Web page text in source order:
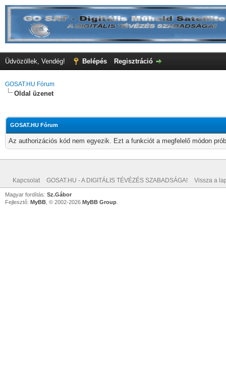
Üdvözöllek, Vendég! Belépés Regisztráció
GOSAT.HU Fórum
Oldal üzenet
GOSAT.HU Fórum
Az authorizációs kód nem egyezik. Ezt a funkciót a megfelelő módon
Kapcsolat GOSAT.HU - A DIGITÁLIS TÉVÉZÉS SZABADSÁGA! Vissza a
Magyar fordítás: Sz.Gábor
Fejlesztő: MyBB , © 2002-2026 MyBB Group